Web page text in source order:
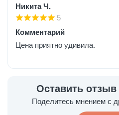
Никита Ч.
5
Комментарий
Цена приятно удивила.
Оставить отзыв
Поделитесь мнением с